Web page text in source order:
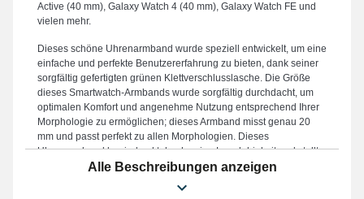
Active (40 mm), Galaxy Watch 4 (40 mm), Galaxy Watch FE und
vielen mehr.
Dieses schöne Uhrenarmband wurde speziell entwickelt, um eine
einfache und perfekte Benutzererfahrung zu bieten, dank seiner
sorgfältig gefertigten grünen Klettverschlusslasche. Die Größe
dieses Smartwatch-Armbands wurde sorgfältig durchdacht, um
optimalen Komfort und angenehme Nutzung entsprechend Ihrer
Morphologie zu ermöglichen; dieses Armband misst genau 20
mm und passt perfekt zu allen Morphologien. Dieses
Uhrenarmband beeindruckt durch seine Langlebigkeit und stellt
eine geeignete Alternative dar, um ein gebrochenes oder
Alle Beschreibungen anzeigen